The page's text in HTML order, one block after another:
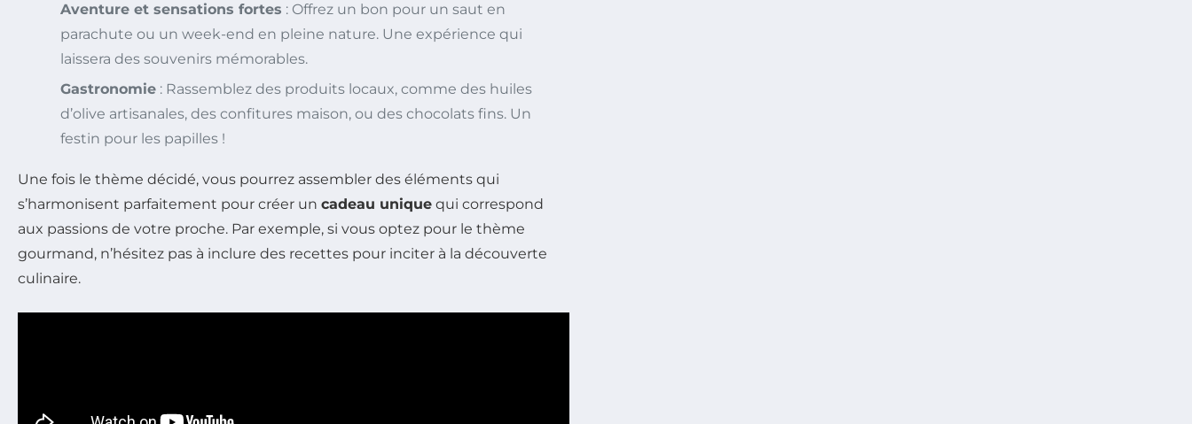
Aventure et sensations fortes : Offrez un bon pour un saut en
parachute ou un week-end en pleine nature. Une expérience qui
laissera des souvenirs mémorables.
Gastronomie : Rassemblez des produits locaux, comme des huiles
d’olive artisanales, des confitures maison, ou des chocolats fins. Un
festin pour les papilles !
Une fois le thème décidé, vous pourrez assembler des éléments qui
s’harmonisent parfaitement pour créer un cadeau unique qui correspond
aux passions de votre proche. Par exemple, si vous optez pour le thème
gourmand, n’hésitez pas à inclure des recettes pour inciter à la découverte
culinaire.